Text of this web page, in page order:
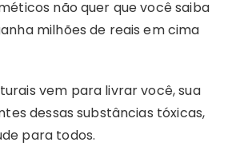
não quer que você saiba
milhões de reais em cima
vem para livrar você, sua
dessas substâncias tóxicas,
para todos.